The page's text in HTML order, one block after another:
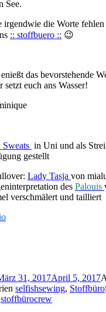
See.
die Worte fehlen
:: stoffbuero :: 😉
das bevorstehende
setzt euch ans Wasser!
Sweats in Uni und als
gestellt
Lady Tasja von
des Palouis
verschmälert und tailliert
31, 2017April 5, 2017
selfishsewing, Stoffbüro
stoffbürocrew